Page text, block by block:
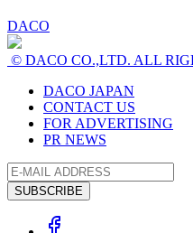
DACO
© DACO CO.,LTD. ALL
DACO JAPAN
CONTACT US
FOR ADVERTISING
PR NEWS